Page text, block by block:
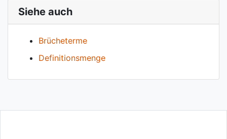
Siehe auch
Brücheterme
Definitionsmenge